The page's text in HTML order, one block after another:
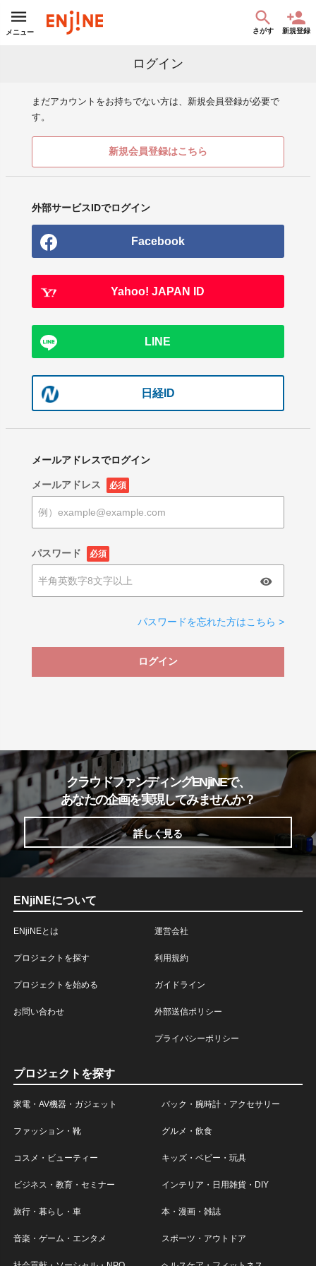
メニュー さがす 新規登録
ログイン
まだアカウントをお持ちでない方は、新規会員登録が必要で
す。
新規会員登録はこちら
外部サービスIDでログイン
Facebook
Yahoo! JAPAN ID
LINE
日経ID
メールアドレスでログイン
メールアドレス 必須
パスワード 必須
パスワードを忘れた方はこちら >
ログイン
クラウドファンディングENjiNEで、
あなたの企画を実現してみませんか？
詳しく見る
ENjiNEについて
ENjiNEとは
プロジェクトを探す
プロジェクトを始める
お問い合わせ
運営会社
利用規約
ガイドライン
外部送信ポリシー
プライバシーポリシー
プロジェクトを探す
家電・AV機器・ガジェット バック・腕時計・アクセサリー
ファッション・靴 グルメ・飲食
コスメ・ビューティー キッズ・ベビー・玩具
ビジネス・教育・セミナー インテリア・日用雑貨・DIY
旅行・暮らし・車 本・漫画・雑誌
音楽・ゲーム・エンタメ スポーツ・アウトドア